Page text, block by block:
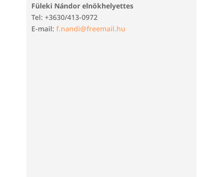
Füleki Nándor elnökhelyettes
Tel: +3630/413-0972
E-mail: f.nandi@freemail.hu